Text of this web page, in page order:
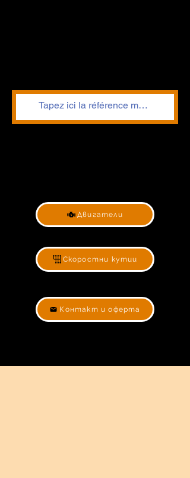
Двигатели
Скоростни кутии
Контакт и оферта